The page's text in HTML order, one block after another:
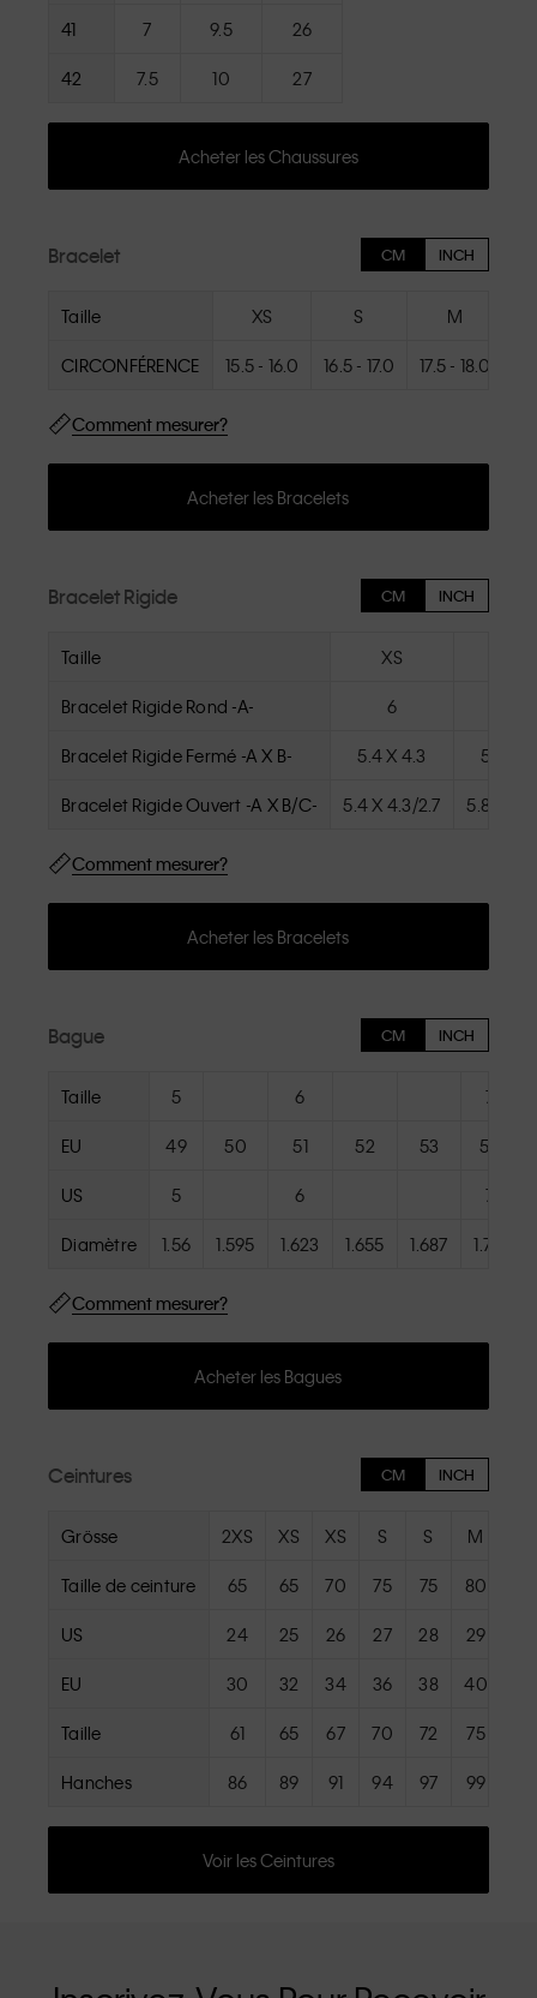
41 7 9.5 26
42 7.5 10 27
Acheter les Chaussures
Bracelet CM INCH
Taille XS S M
CIRCONFÉRENCE 15.5 - 16.0 16.5 - 17.0 17.5 - 18.0
Comment mesurer?
Acheter les Bracelets
Bracelet Rigide CM INCH
Taille XS
Bracelet Rigide Rond -A- 6
Bracelet Rigide Fermé -A X B- 5.4 X 4.3 5.4 X
Bracelet Rigide Ouvert -A X B/C- 5.4 X 4.3/2.7 5.8 X
Comment mesurer?
Acheter les Bracelets
Bague CM INCH
Taille 5 6 7
EU 49 50 51 52 53 54
US 5 6 7
Diamètre 1.56 1.595 1.623 1.655 1.687 1.719
Comment mesurer?
Acheter les Bagues
Ceintures CM INCH
Grösse 2XS XS XS S S M
Taille de ceinture 65 65 70 75 75 80
US 24 25 26 27 28 29
EU 30 32 34 36 38 40
Taille 61 65 67 70 72 75
Hanches 86 89 91 94 97 99
Voir les Ceintures